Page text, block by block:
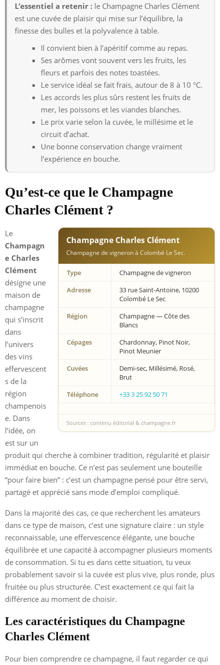
L’essentiel a retenir : le Champagne Charles Clément
est une cuvée de plaisir qui mise sur l’équilibre, la
finesse des bulles et la polyvalence à table.
Il convient bien à l’apéritif comme au repas.
Ses arômes vont souvent vers les fruits, les
fleurs et parfois des notes toastées.
Le service idéal se fait frais, autour de 8 à 10 °C.
Les accords les plus sûrs restent les fruits de
mer, les poissons et les viandes blanches.
Le prix varie selon la cuvée, le millésime et le
circuit d’achat.
Une bonne conservation change vraiment
l’expérience en bouche.
Qu’est-ce que le Champagne
Charles Clément ?
Champagne Charles Clément
Champagne de vigneron à Colombé Le Sec.
Type
Champagne de vigneron
Adresse
33 rue Saint-Antoine, 10200
Colombé Le Sec
Région
Champagne — Côte des
Blancs
Cépages
Chardonnay, Pinot Noir,
Pinot Meunier
Cuvées
Demi-sec, Millésimé, Rosé,
Brut
Téléphone
+33 3 25 92 50 71
Sources : contenu éditorial & champagne.fr
Le
Champagn
e Charles
Clément
désigne une
maison de
champagne
qui s’inscrit
dans
l’univers
des vins
effervescent
s de la
région
champenois
e. Dans
l’idée, on
est sur un
produit qui cherche à combiner tradition, régularité et plaisir
immédiat en bouche. Ce n’est pas seulement une bouteille
“pour faire bien” : c’est un champagne pensé pour être servi,
partagé et apprécié sans mode d’emploi compliqué.
Dans la majorité des cas, ce que recherchent les amateurs
dans ce type de maison, c’est une signature claire : un style
reconnaissable, une effervescence élégante, une bouche
équilibrée et une capacité à accompagner plusieurs moments
de consommation. Si tu es dans cette situation, tu veux
probablement savoir si la cuvée est plus vive, plus ronde, plus
fruitée ou plus structurée. C’est exactement ce qui fait la
différence au moment de choisir.
Les caractéristiques du Champagne
Charles Clément
Pour bien comprendre ce champagne, il faut regarder ce qui